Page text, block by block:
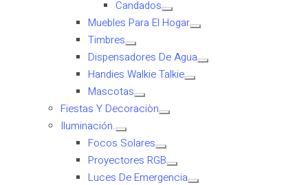
Candados
Muebles Para El Hogar
Timbres
Dispensadores De Agua
Handies Walkie Talkie
Mascotas
Fiestas Y Decoraciòn
Iluminación.
Focos Solares
Proyectores RGB
Luces De Emergencia